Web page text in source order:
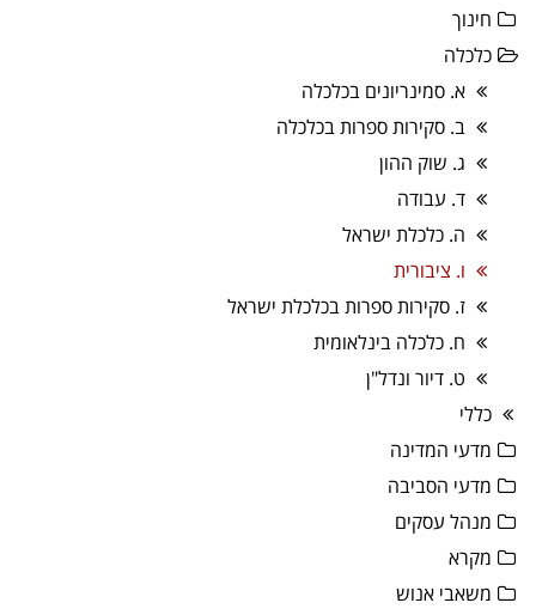
חינוך
כלכלה
א. סמינריונים בכלכלה
ב. סקירות ספרות בכלכלה
ג. שוק ההון
ד. עבודה
ה. כלכלת ישראל
ו. ציבורית
ז. סקירות ספרות בכלכלת ישראל
ח. כלכלה בינלאומית
ט. דיור ונדל"ן
כללי
מדעי המדינה
מדעי הסביבה
מנהל עסקים
מקרא
משאבי אנוש